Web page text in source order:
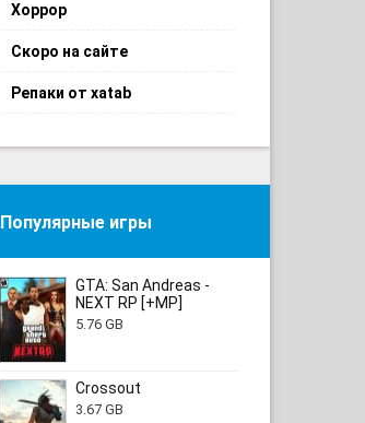
Хоррор
Скоро на сайте
Репаки от xatab
Популярные игры
GTA: San Andreas -
NEXT RP [+MP]
5.76 GB
Crossout
3.67 GB